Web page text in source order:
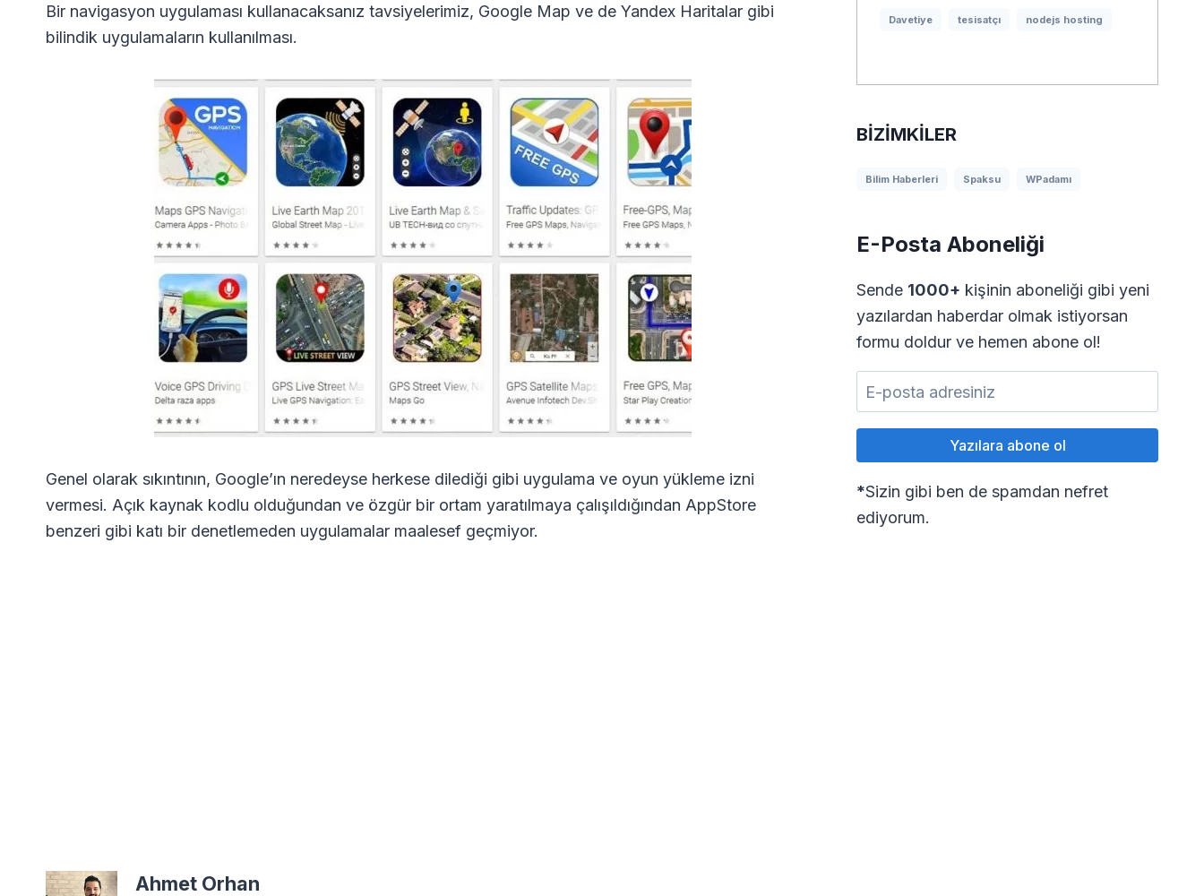
Bir navigasyon uygulaması kullanacaksanız tavsiyelerimiz, Google Map ve de Yandex Haritalar gibi
bilindik uygulamaların kullanılması.
Genel olarak sıkıntının, Google’ın neredeyse herkese dilediği gibi uygulama ve oyun yükleme izni
vermesi. Açık kaynak kodlu olduğundan ve özgür bir ortam yaratılmaya çalışıldığından AppStore
benzeri gibi katı bir denetlemeden uygulamalar maalesef geçmiyor.
Ahmet Orhan
Davetiye tesisatçı nodejs hosting
BIZIMKILER
Bilim Haberleri Spaksu WPadamı
E-Posta Aboneliği
Sende 1000+ kişinin aboneliği gibi yeni
yazılardan haberdar olmak istiyorsan
formu doldur ve hemen abone ol!
*Sizin gibi ben de spamdan nefret
ediyorum.